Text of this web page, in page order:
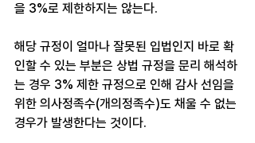
을 3%로 제한하지는 않는다.
해당 규정이 얼마나 잘못된 입법인지 바로 확
인할 수 있는 부분은 상법 규정을 문리 해석하
는 경우 3% 제한 규정으로 인해 감사 선임을
위한 의사정족수(개의정족수)도 채울 수 없는
경우가 발생한다는 것이다.